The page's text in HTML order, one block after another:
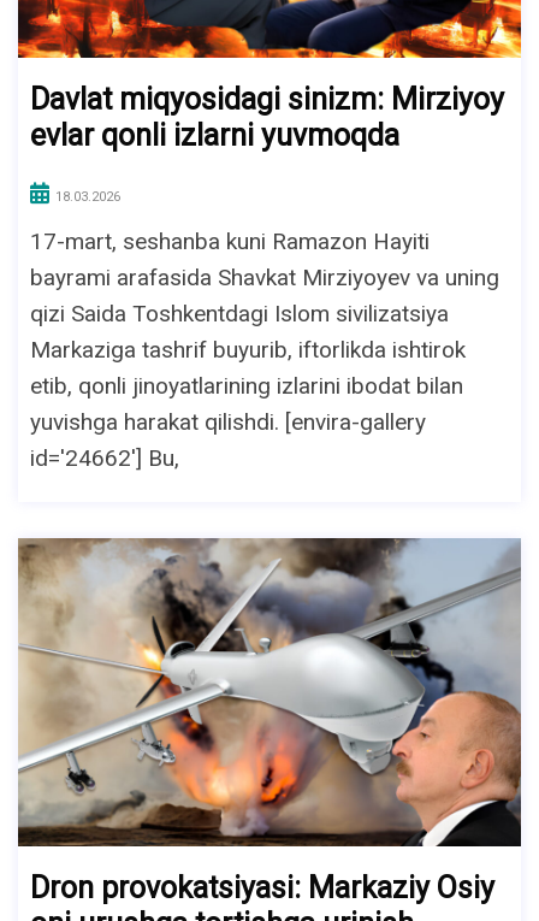
Davlat miqyosidagi sinizm: Mirziyoy
evlar qonli izlarni yuvmoqda
18.03.2026
17-mart, seshanba kuni Ramazon Hayiti
bayrami arafasida Shavkat Mirziyoyev va uning
qizi Saida Toshkentdagi Islom sivilizatsiya
Markaziga tashrif buyurib, iftorlikda ishtirok
etib, qonli jinoyatlarining izlarini ibodat bilan
yuvishga harakat qilishdi. [envira-gallery
id='24662'] Bu,
Dron provokatsiyasi: Markaziy Osiy